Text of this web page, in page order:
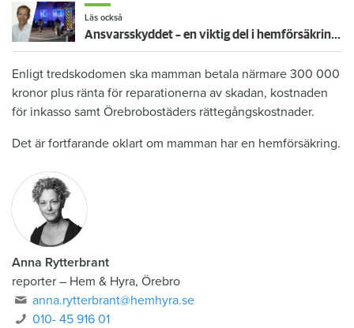
Läs också
Ansvarsskyddet – en viktig del i hemförsäkringen
Enligt tredskodomen ska mamman betala närmare 300 000
kronor plus ränta för reparationerna av skadan, kostnaden
för inkasso samt Örebrobostäders rättegångskostnader.
Det är fortfarande oklart om mamman har en hemförsäkring.
Anna Rytterbrant
reporter – Hem & Hyra, Örebro
anna.rytterbrant@hemhyra.se
010- 45 916 01